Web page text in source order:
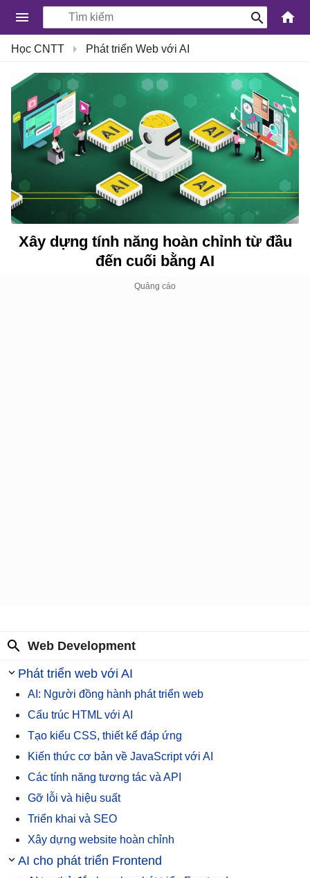
-
Thức
Công
Nghệ
Khoa
Học
Cuộc
sống
Học CNTT Phát triển Web với AI
Xây dựng tính năng hoàn chỉnh từ đầu
đến cuối bằng AI
Web Development
Phát triển web với AI
AI: Người đồng hành phát triển web
Cấu trúc HTML với AI
Tạo kiểu CSS, thiết kế đáp ứng
Kiến thức cơ bản về JavaScript với AI
Các tính năng tương tác và API
Gỡ lỗi và hiệu suất
Triển khai và SEO
Xây dựng website hoàn chỉnh
AI cho phát triển Frontend